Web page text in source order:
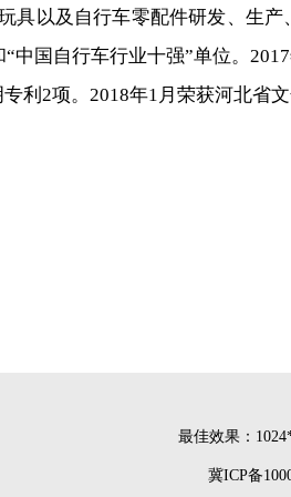
以及自行车零配件研发、生产
中国自行车行业十强”单位。
利2项。2018年1月荣获河北省
最佳效果：
冀ICP备